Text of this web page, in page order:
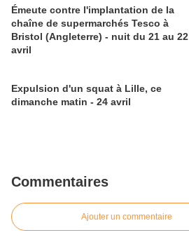
Émeute contre l'implantation de la
chaîne de supermarchés Tesco à
Bristol (Angleterre) - nuit du 21 au 22
avril
Expulsion d'un squat à Lille, ce
dimanche matin - 24 avril
Commentaires
Ajouter un commentaire